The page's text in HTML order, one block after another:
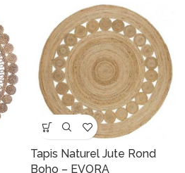
Tapis Naturel Jute Rond
Boho – EVORA